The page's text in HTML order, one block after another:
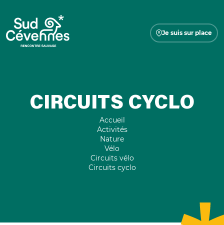
Je suis sur place
CIRCUITS CYCLO
Accueil
Activités
Nature
Vélo
Circuits vélo
Circuits cyclo